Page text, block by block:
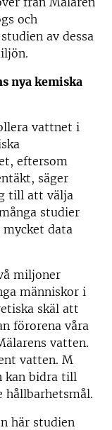
och
av dessa
nya kemiska
vattnet i
eftersom
säger
till att välja
studier
data
miljoner
människor i
skäl att
förorena våra
vatten.
vatten. M
kan bidra till
hållbarhetsmål.
här studien